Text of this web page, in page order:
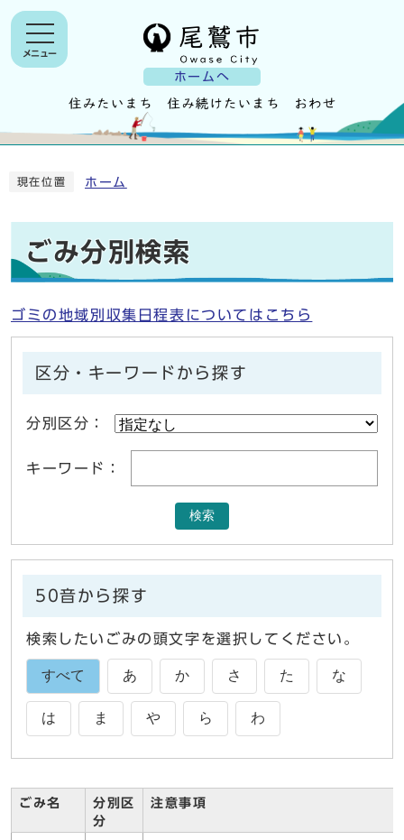
ホームへ
メニュー
現在位置 ホーム
ごみ分別検索
ゴミの地域別収集日程表についてはこちら
区分・キーワードから探す
分別区分：
キーワード：
検索
50音から探す
検索したいごみの頭文字を選択してください。
すべて あ か さ た な
は ま や ら わ
ごみ一覧
ごみ名
分別区
分
注意事項